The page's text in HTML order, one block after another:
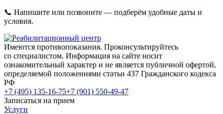
📞 Напишите или позвоните — подберём удобные даты и
условия.
Имеются противопоказания. Проконсультируйтесь
со специалистом. Информация на сайте носит
ознакомительный характер и не является публичной офертой,
определяемой положениями статьи 437 Гражданского кодекса
РФ
+7 (495) 135-16-75+7 (901) 550-49-47
Записаться на прием
Услуги